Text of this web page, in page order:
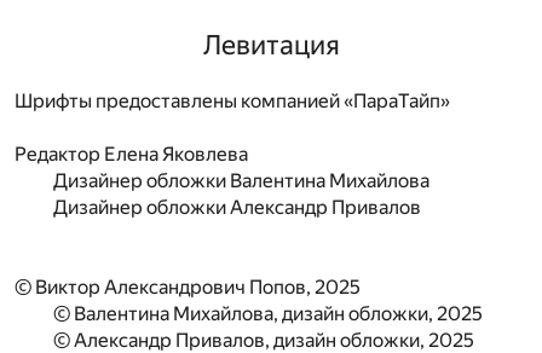
Левитация
Шрифты предоставлены компанией «ПараТайп»
Редактор Елена Яковлева
Дизайнер обложки Валентина Михайлова
Дизайнер обложкиАлександр Привалов
© Виктор Александрович Попов, 2025
© Валентина Михайлова, дизайн обложки, 2025
© Александр Привалов, дизайн обложки, 2025